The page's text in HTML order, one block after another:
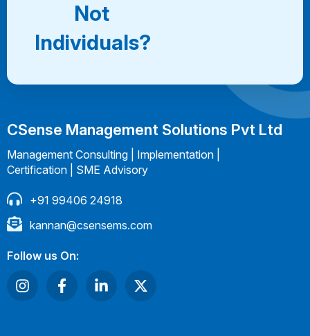
Not
Individuals?
CSense Management Solutions Pvt Ltd
Management Consulting | Implementation |
Certification | SME Advisory
+91 99406 24918
kannan@csensems.com
Follow us On: